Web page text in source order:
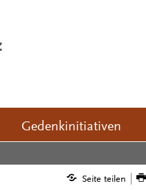
Gedenkinitiativen
Seite teilen